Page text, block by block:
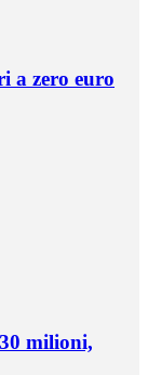
a zero euro
milioni,